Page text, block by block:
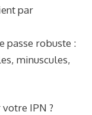
par
passe robuste :
minuscules,
IPN ?